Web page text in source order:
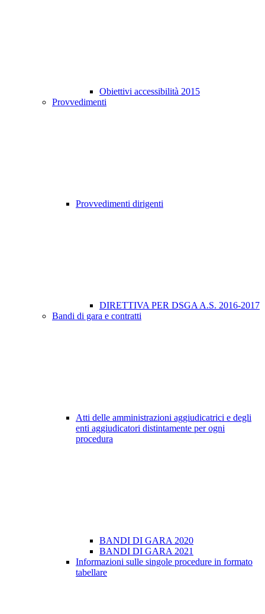
Obiettivi accessibilità 2015
Provvedimenti
Provvedimenti dirigenti
DIRETTIVA PER DSGA A.S. 2016-2017
Bandi di gara e contratti
Atti delle amministrazioni aggiudicatrici e degli
enti aggiudicatori distintamente per ogni
procedura
BANDI DI GARA 2020
BANDI DI GARA 2021
Informazioni sulle singole procedure in formato
tabellare